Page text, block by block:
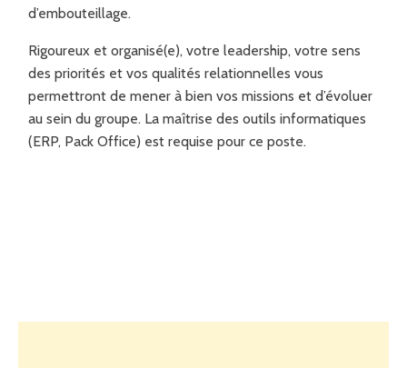
d’embouteillage.
Rigoureux et organisé(e), votre leadership, votre sens
des priorités et vos qualités relationnelles vous
permettront de mener à bien vos missions et d’évoluer
au sein du groupe. La maîtrise des outils informatiques
(ERP, Pack Office) est requise pour ce poste.